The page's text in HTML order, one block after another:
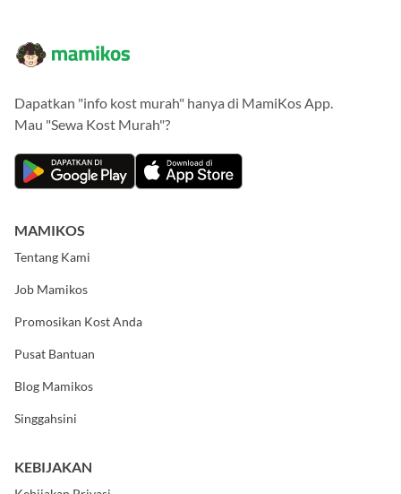
Dapatkan "info kost murah" hanya di MamiKos App.
Mau "Sewa Kost Murah"?
MAMIKOS
Tentang Kami
Job Mamikos
Promosikan Kost Anda
Pusat Bantuan
Blog Mamikos
Singgahsini
KEBIJAKAN